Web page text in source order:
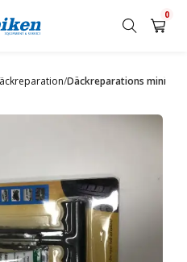
0
/Däckreparations mini